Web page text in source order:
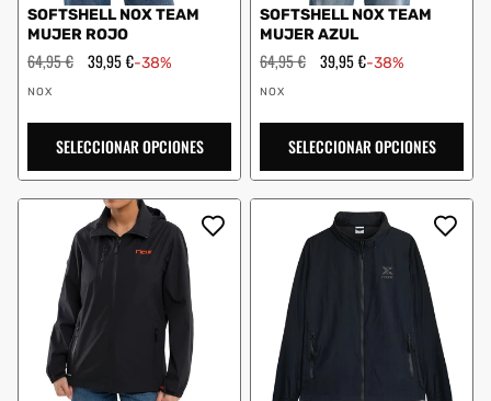
SOFTSHELL NOX TEAM
MUJER ROJO
Precio
habitual
64,95 € Precio
39,95 €-38%
Proveedor:
NOX
SELECCIONAR OPCIONES
SOFTSHELL NOX TEAM
MUJER AZUL
Precio
habitual
64,95 € Precio
39,95 €-38%
Proveedor:
NOX
SELECCIONAR OPCIONES